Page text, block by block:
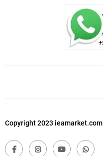
Copyright 2023 ieamarket.com